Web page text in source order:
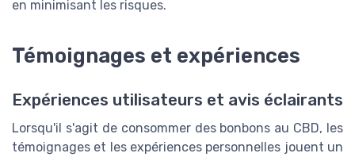
en minimisant les risques.
Témoignages et expériences
Expériences utilisateurs et avis éclairants
Lorsqu'il s'agit de consommer des bonbons au CBD, les
témoignages et les expériences personnelles jouent un